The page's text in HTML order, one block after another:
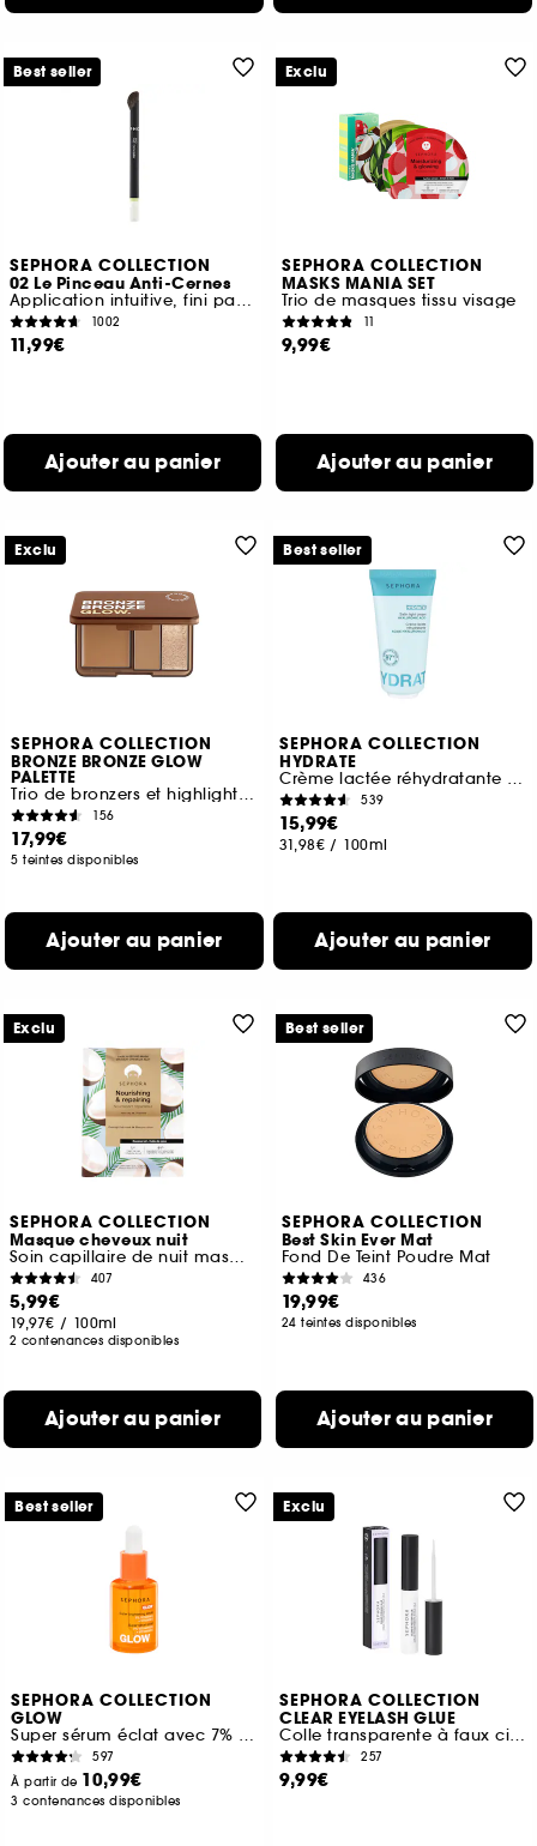
SEPHORA COLLECTION
02 Le Pinceau Anti-Cernes
Application intuitive, fini parfait
1002
11,99€
Ajouter au panier
Best seller
SEPHORA COLLECTION
MASKS MANIA SET
Trio de masques tissu visage
11
9,99€
Ajouter au panier
Exclu
SEPHORA COLLECTION
BRONZE BRONZE GLOW
PALETTE
Trio de bronzers et highlighter multi-textures
156
17,99€
5 teintes disponibles
Ajouter au panier
Exclu
SEPHORA COLLECTION
HYDRATE
Crème lactée réhydratante à l'Acide hyaluronique
539
15,99€
31,98€ / 100ml
Ajouter au panier
Best seller
SEPHORA COLLECTION
Masque cheveux nuit
Soin capillaire de nuit masque crème + charlotte
407
5,99€
19,97€ / 100ml
2 contenances disponibles
Ajouter au panier
Exclu
SEPHORA COLLECTION
Best Skin Ever Mat
Fond De Teint Poudre Mat
436
19,99€
24 teintes disponibles
Ajouter au panier
Best seller
SEPHORA COLLECTION
GLOW
Super sérum éclat avec 7% de vitamine C et de la vitamine E
597
À partir de 10,99€
3 contenances disponibles
Best seller
SEPHORA COLLECTION
CLEAR EYELASH GLUE
Colle transparente à faux cils Longue tenue, invisible
257
9,99€
Exclu